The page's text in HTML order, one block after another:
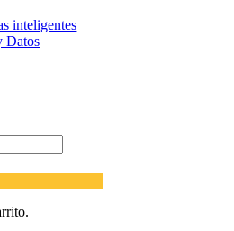
inteligentes
Datos